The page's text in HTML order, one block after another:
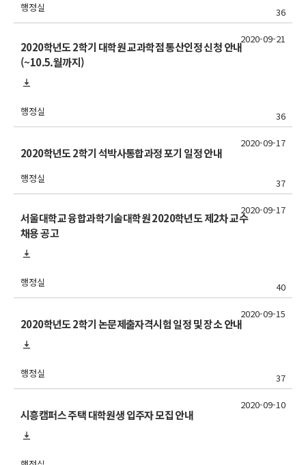
행정실 36
2020학년도 2학기 대학원 교과학점 통산인정 신청 안내
(~10.5.월까지)
행정실 36
2020-09-21
2020학년도 2학기 석박사통합과정 포기 일정 안내
행정실 37
2020-09-17
서울대학교 융합과학기술대학원 2020학년도 제2차 교수
채용 공고
행정실 40
2020-09-17
2020학년도 2학기 논문제출자격시험 일정 및 장소 안내
행정실 37
2020-09-15
시흥캠퍼스 주택 대학원생 입주자 모집 안내
2020-09-10